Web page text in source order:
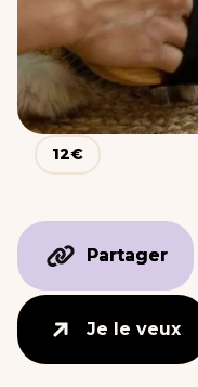
12€
Partager
Partager
Je le veux
Je le veux